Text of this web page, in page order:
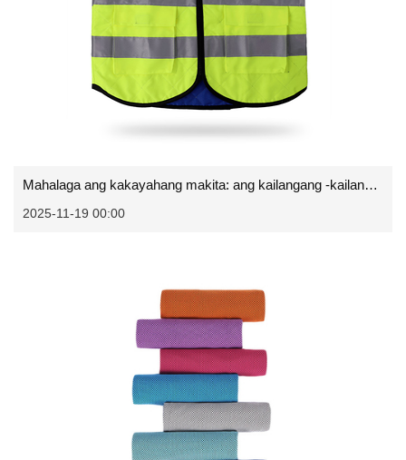
Mahalaga ang kakayahang makita: ang kailangang -kailangan na papel ng mapanimdim na vest
2025-11-19 00:00